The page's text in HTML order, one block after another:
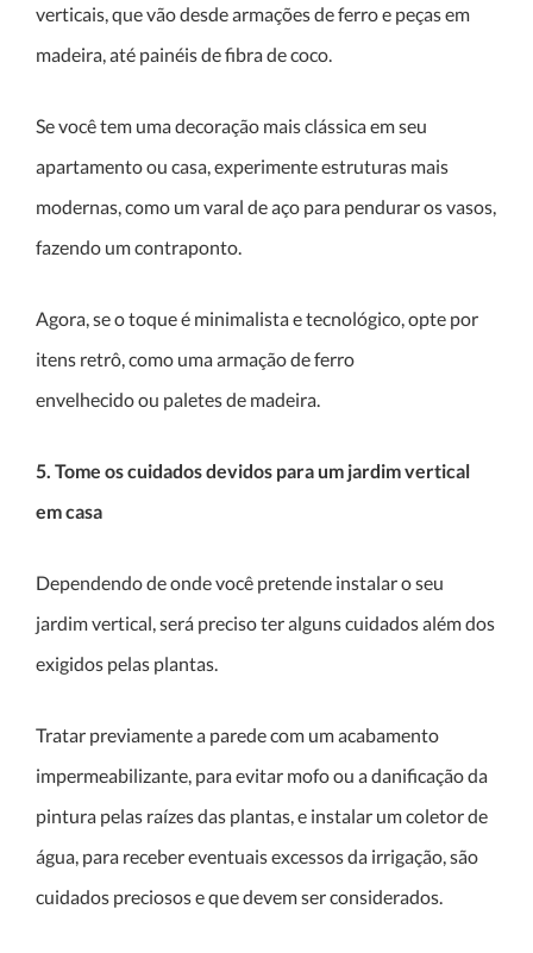
verticais, que vão desde armações de ferro e peças em
madeira, até painéis de fibra de coco.
Se você tem uma decoração mais clássica em seu
apartamento ou casa, experimente estruturas mais
modernas, como um varal de aço para pendurar os vasos,
fazendo um contraponto.
Agora, se o toque é minimalista e tecnológico, opte por
itens retrô, como uma armação de ferro
envelhecido ou paletes de madeira.
5. Tome os cuidados devidos para um jardim vertical
em casa
Dependendo de onde você pretende instalar o seu
jardim vertical, será preciso ter alguns cuidados além dos
exigidos pelas plantas.
Tratar previamente a parede com um acabamento
impermeabilizante, para evitar mofo ou a danificação da
pintura pelas raízes das plantas, e instalar um coletor de
água, para receber eventuais excessos da irrigação, são
cuidados preciosos e que devem ser considerados.